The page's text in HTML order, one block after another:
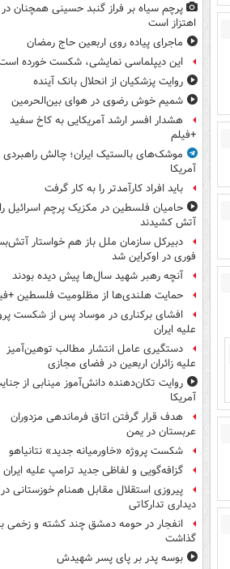
پرچم سیاه بر فراز گنبد حسینی همچنان در
اهتزاز است
ماجرای پیاده روی اربعین حاج رمضان
این دیپلماسی نمایشی، شکست خورده
روایت پزشکیان از انحلال بانک آینده
شمیم خوش رضوی در هوای بین‌الحرمین
هشدار افسر ارشد آمریکایی به کاخ سفید
+فیلم
موشک‌های بالستیک ایران؛ چالش راهبردی
آمریکا
باید افراد کارآمدتر را به کار گرفت
حامیان فلسطین در مکزیک پرچم اسرائیل
آتش کشیدند
دبیرکل سازمان ملل باز هم خواستار
فوری در اوکراین شد
آنچه رهبر شهید سال‌ها پیش دیده بودند
حمایت هلندی‌ها از مظلومیت فلسطین
افشای برکناری در موساد پس از شکست
علیه ایران
دستگیری عامل انتشار مطالب توهین‌آمیز
علیه زائران اربعین در فضای مجازی
روایت تکان‌دهنده دانش‌آموز مینابی از
آمریکا
هدف قرار گرفتن اتاق‌ فرماندهی مزدوران
عربستان در یمن
شکست پروژه «خاورمیانه جدید» نتانیاهو
گزافه‌گویی و لفاظی جدید ترامپ علیه ایران
پیروزی استقلال مقابل همنام خوزستانی در
دیداری تدارکاتی
انفجار در حومه دمشق چند کشته و زخمی
گذاشت
بوسه‌ پدر بر پای پسر شهیدش